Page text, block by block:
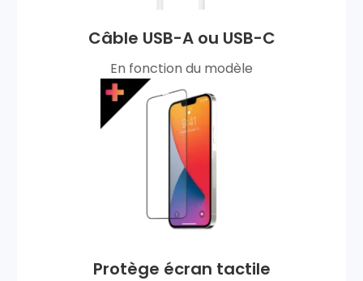
Câble USB-A ou USB-C
En fonction du modèle
Protège écran tactile